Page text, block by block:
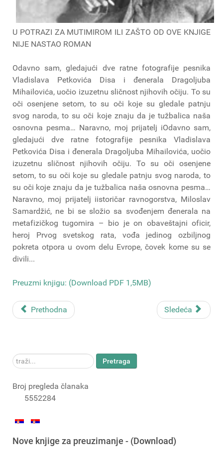
U POTRAZI ZA MUTIMIROM ILI ZAŠTO OD OVE KNJIGE
NIJE NASTAO ROMAN
Odavno sam, gledajući dve ratne fotografije pesnika
Vladislava Petkovića Disa i đenerala Dragoljuba
Mihailovića, uočio izuzetnu sličnost njihovih očiju. To su
oči osenjene setom, to su oči koje su gledale patnju
svog naroda, to su oči koje znaju da je tužbalica naša
osnovna pesma… Naravno, moj prijatelj iOdavno sam,
gledajući dve ratne fotografije pesnika Vladislava
Petkovića Disa i đenerala Dragoljuba Mihailovića, uočio
izuzetnu sličnost njihovih očiju. To su oči osenjene
setom, to su oči koje su gledale patnju svog naroda, to
su oči koje znaju da je tužbalica naša osnovna pesma…
Naravno, moj prijatelj iistoričar ravnogorstva, Miloslav
Samardžić, ne bi se složio sa svođenjem đenerala na
metafizičkog tugomira – bio je on obaveštajni oficir,
heroj Prvog svetskog rata, vođa jedinog ozbiljnog
pokreta otpora u ovom delu Evrope, čovek kome su se
divili...
Preuzmi knjigu: (Download PDF 1,5MB)
Prethodna Sledeća
traži... Pretraga
Broj pregleda članaka
5552284
Nove knjige za preuzimanje - (Download)